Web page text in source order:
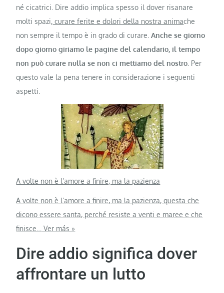
né cicatrici. Dire addio implica spesso il dover risanare
molti spazi, curare ferite e dolori della nostra animache
non sempre il tempo è in grado di curare.Anche se giorno
dopo giorno giriamo le pagine del calendario, il tempo
non può curare nulla se non ci mettiamo del nostro. Per
questo vale la pena tenere in considerazione i seguenti
aspetti.
A volte non è l’amore a finire, ma la pazienza
A volte non è l’amore a finire, ma la pazienza, questa che
dicono essere santa, perché resiste a venti e maree e che
finisce…
Ver más »
Dire addio significa dover
affrontare un lutto